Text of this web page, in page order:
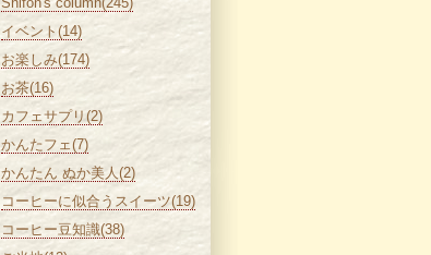
イベント(14)
お楽しみ(174)
お茶(16)
カフェサプリ(2)
かんたフェ(7)
かんたん ぬか美人(2)
コーヒーに似合うスイーツ(19)
コーヒー豆知識(38)